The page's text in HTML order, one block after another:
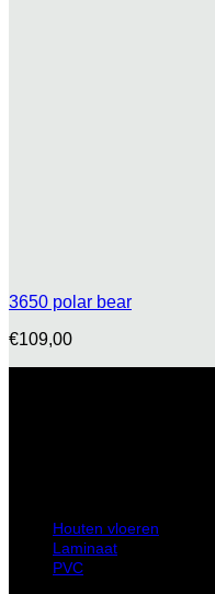
3650 polar bear
€109,00
Houten vloeren
Laminaat
PVC